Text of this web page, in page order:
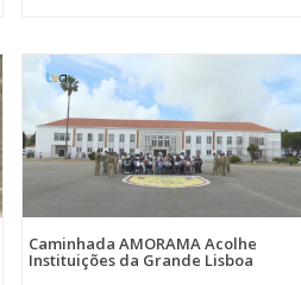
Caminhada AMORAMA Acolhe
Instituições da Grande Lisboa